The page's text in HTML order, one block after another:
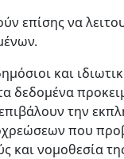
επίσης να
και
δεδομένα
την
που
και νομοθεσία